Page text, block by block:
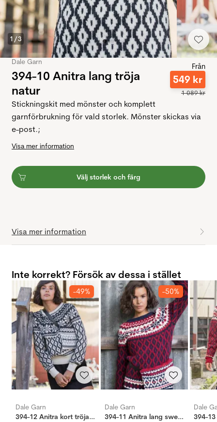
1 /3
Dale Garn
394-10 Anitra lang tröja
natur
Från
549 kr
1089kr
Stickningskit med mönster och komplett
garnförbrukning för vald storlek. Mönster skickas via
e-post.;
Visa mer information
Välj storlek och färg
Visa mer information
Inte korrekt? Försök av dessa i stället
-49%
Dale Garn
394-12 Anitra kort tröja natur
-50%
Dale Garn
394-11 Anitra lang sweater marine
Dale